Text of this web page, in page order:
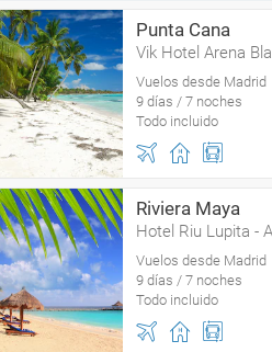
Punta Cana
Vik Hotel Arena
Vuelos desde Madrid
9 días / 7 noches
Todo incluido
Riviera Maya
Hotel Riu Lupita -
Vuelos desde Madrid
9 días / 7 noches
Todo incluido